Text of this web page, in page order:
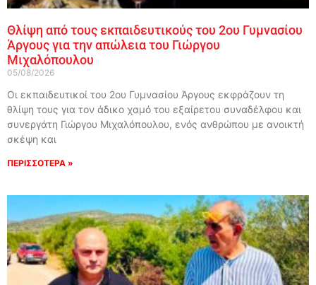
Θλίψη από τους εκπαιδευτικούς του 2ου Γυμνασίου
Άργους για την απώλεια του Γιώργου
Μιχαλόπουλου
05/08/2026
Οι εκπαιδευτικοί του 2ου Γυμνασίου Άργους εκφράζουν τη
θλίψη τους για τον άδικο χαμό του εξαίρετου συναδέλφου και
συνεργάτη Γιώργου Μιχαλόπουλου, ενός ανθρώπου με ανοικτή
σκέψη και
ΠΕΡΙΣΣΟΤΕΡΑ »